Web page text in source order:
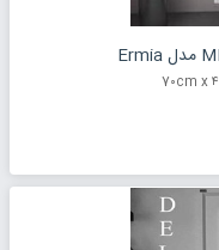
درخواست قیمت محصول